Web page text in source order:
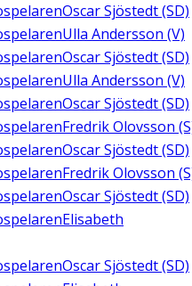
Oscar Sjöstedt (SD)
Ulla Andersson (V)
Oscar Sjöstedt (SD)
Ulla Andersson (V)
Oscar Sjöstedt (SD)
Fredrik Olovsson
Oscar Sjöstedt (SD)
Fredrik Olovsson
Oscar Sjöstedt (SD)
Elisabeth
Oscar Sjöstedt (SD)